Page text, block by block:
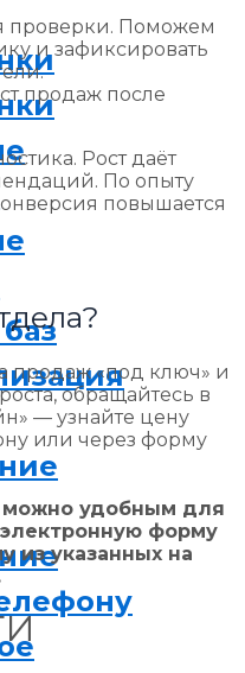
проверки. Поможем
и зафиксировать
продаж после
Рост даёт
По опыту
повышается
продаж «под ключ» и
обращайтесь в
— узнайте цену
или через форму
можно удобным для
форму
из указанных на